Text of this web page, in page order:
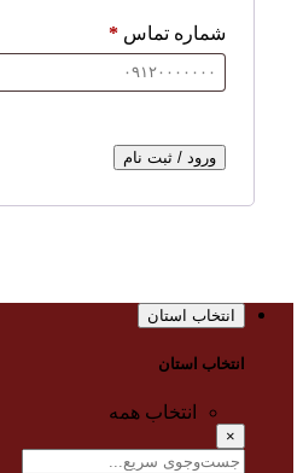
شماره تماس *
ورود / ثبت نام
انتخاب استان
انتخاب استان
انتخاب همه
×